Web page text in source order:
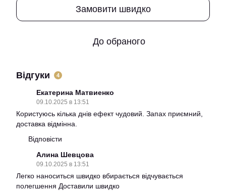
Замовити швидко
До обраного
Відгуки 4
Екатерина Матвиенко
09.10.2025 в 13:51
Користуюсь кілька днів ефект чудовий. Запах приємний,
доставка відмінна.
Відповісти
Алина Шевцова
09.10.2025 в 13:51
Легко наноситься швидко вбирається відчувається
полегшення Доставили швидко